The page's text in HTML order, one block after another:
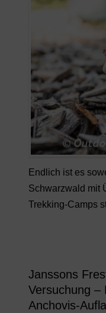
Endlich ist es
Schwarzwald mit
Trekking-Camps
Janssons
Versuchung –
Anchovis-